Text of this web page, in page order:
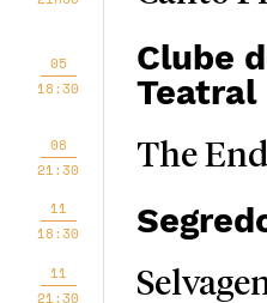
05
18:30
Clube
Teatral
08
21:30
The End
11
18:30
11
21:30